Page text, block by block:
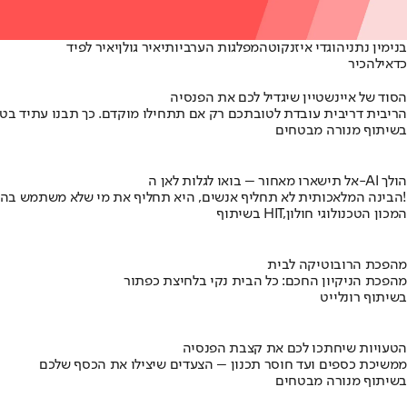
בנימין נתניהוגדי איזנקוטהמפלגות הערביותיאיר גולןיאיר לפיד
כדאילהכיר
הסוד של איינשטיין שיגדיל לכם את הפנסיה
הריבית דריבית עובדת לטובתכם רק אם תתחילו מוקדם. כך תבנו עתיד
בשיתוף מנורה מבטחים
אל תישארו מאחור – בואו לגלות לאן ה-AI הולך
הבינה המלאכותית לא תחליף אנשים, היא תחליף את מי שלא משתמש בה!
בשיתוף HIT,המכון הטכנולוגי חולון
מהפכת הרובוטיקה לבית
מהפכת הניקיון החכם: כל הבית נקי בלחיצת כפתור
בשיתוף רונלייט
הטעויות שיחתכו לכם את קצבת הפנסיה
ממשיכת כספים ועד חוסר תכנון – הצעדים שיצילו את הכסף שלכם
בשיתוף מנורה מבטחים